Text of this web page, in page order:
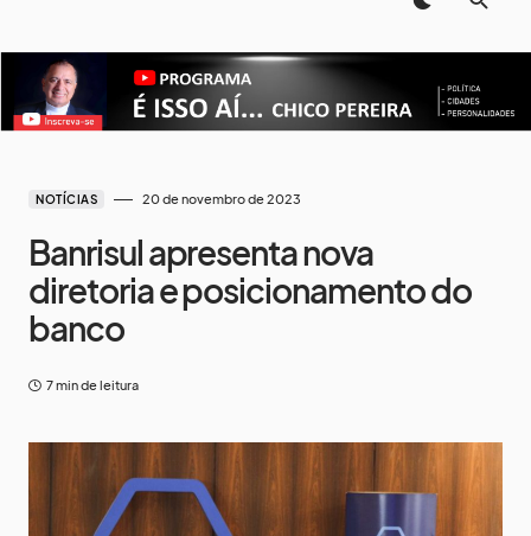
NOTÍCIAS 20 de novembro de 2023
Banrisul apresenta nova
diretoria e posicionamento do
banco
7 min de leitura